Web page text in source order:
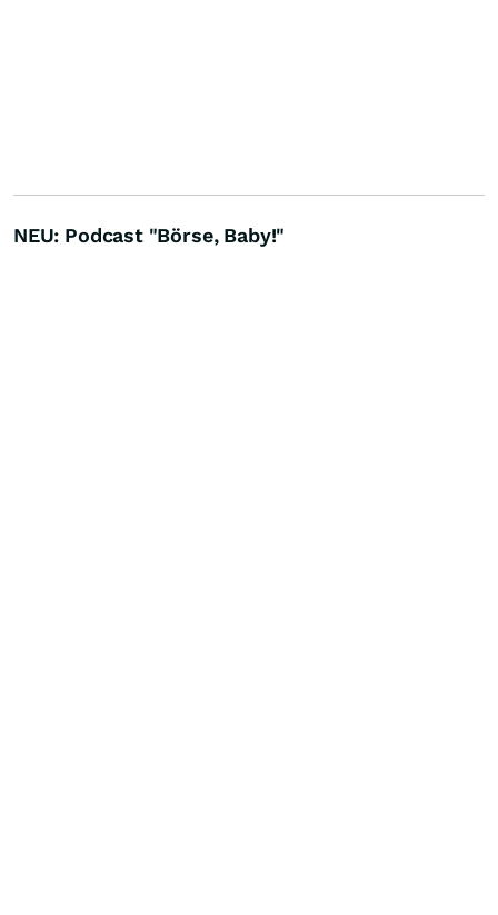
NEU: Podcast "Börse, Baby!"